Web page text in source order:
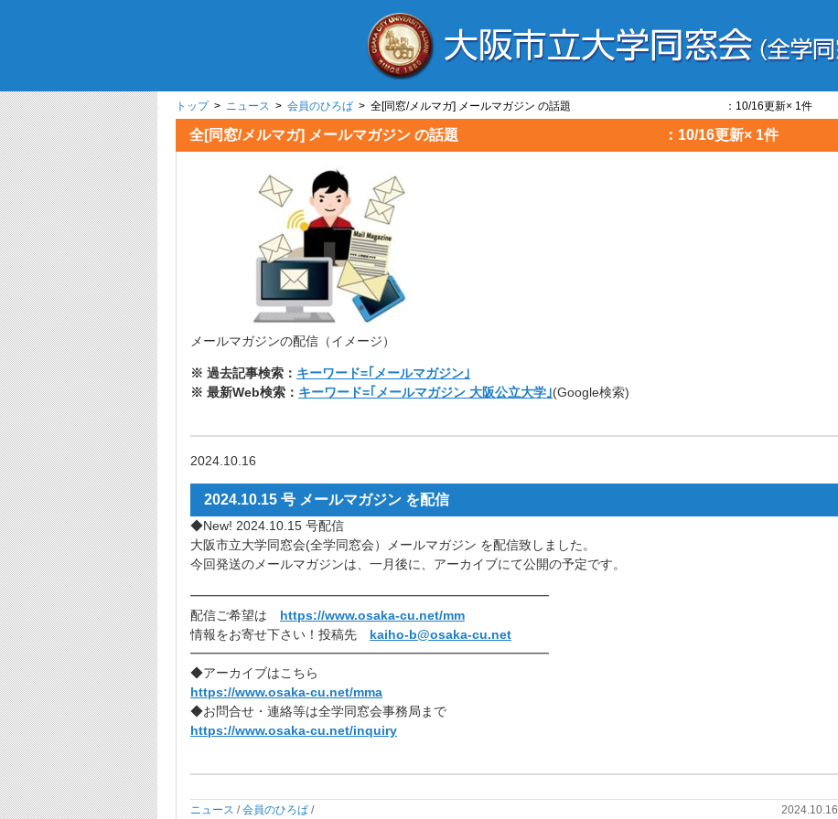
トップ> ニュース > 会員のひろば > 全[同窓/メルマガ] メールマガジン の話題 ：10/16更新× 1件
全[同窓/メルマガ] メールマガジン の話題 ：10/16更新× 1件
メールマガジンの配信（イメージ）
※ 過去記事検索： キーワード=｢メールマガジン｣
※ 最新Web検索： キーワード=｢メールマガジン 大阪公立大学｣(Google検索)
2024.10.16
2024.10.15 号 メールマガジン を配信
◆New! 2024.10.15 号配信
大阪市立大学同窓会(全学同窓会）メールマガジン を配信致しました。
今回発送のメールマガジンは、一月後に、アーカイブにて公開の予定です。
━━━━━━━━━━━━━━━━━━━━━━━━━━━━
配信ご希望は https://www.osaka-cu.net/mm
情報をお寄せ下さい！投稿先 kaiho-b@osaka-cu.net
━━━━━━━━━━━━━━━━━━━━━━━━━━━━
◆アーカイブはこちら
https://www.osaka-cu.net/mma
◆お問合せ・連絡等は全学同窓会事務局まで
https://www.osaka-cu.net/inquiry
ニュース /会員のひろば / 2024.10.16